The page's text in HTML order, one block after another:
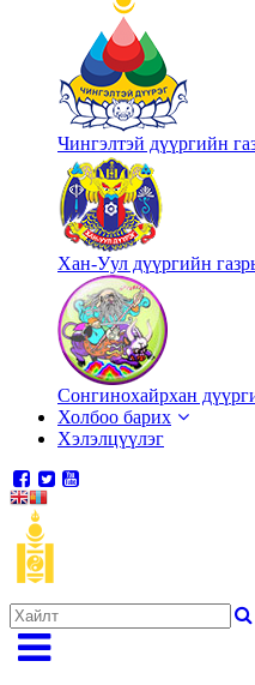
Чингэлтэй дүүргийн
Хан-Уул дүүргийн
Сонгинохайрхан
Холбоо барих
Хэлэлцүүлэг